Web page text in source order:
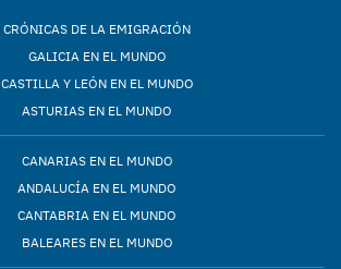
CRÓNICAS DE LA EMIGRACIÓN
GALICIA EN EL MUNDO
CASTILLA Y LEÓN EN EL MUNDO
ASTURIAS EN EL MUNDO
CANARIAS EN EL MUNDO
ANDALUCÍA EN EL MUNDO
CANTABRIA EN EL MUNDO
BALEARES EN EL MUNDO